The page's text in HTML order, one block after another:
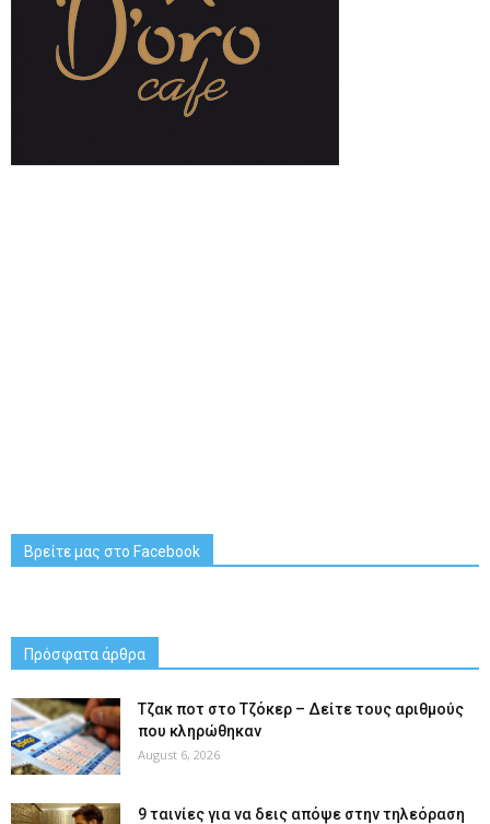
Βρείτε μας στο Facebook
Πρόσφατα άρθρα
Tζακ ποτ στο Τζόκερ – Δείτε τους αριθμούς
που κληρώθηκαν
August 6, 2026
9 ταινίες για να δεις απόψε στην τηλεόραση